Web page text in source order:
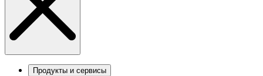
Продукты и сервисы